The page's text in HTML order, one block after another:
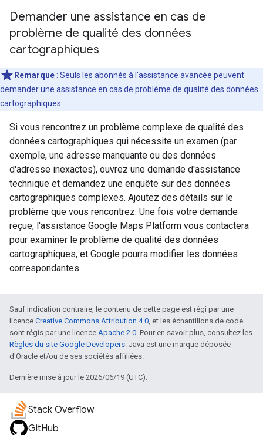
Demander une assistance en cas de
problème de qualité des données
cartographiques
Remarque : Seuls les abonnés à l'assistance avancée peuvent
demander une assistance en cas de problème de qualité des données
cartographiques.
Si vous rencontrez un problème complexe de qualité des
données cartographiques qui nécessite un examen (par
exemple, une adresse manquante ou des données
d'adresse inexactes), ouvrez une demande d'assistance
technique et demandez une enquête sur des données
cartographiques complexes. Ajoutez des détails sur le
problème que vous rencontrez. Une fois votre demande
reçue, l'assistance Google Maps Platform vous contactera
pour examiner le problème de qualité des données
cartographiques, et Google pourra modifier les données
correspondantes.
Sauf indication contraire, le contenu de cette page est régi par une
licence Creative Commons Attribution 4.0 , et les échantillons de code
sont régis par une licence Apache 2.0 . Pour en savoir plus, consultez les
Règles du site Google Developers . Java est une marque déposée
d'Oracle et/ou de ses sociétés affiliées.
Dernière mise à jour le 2026/06/19 (UTC).
Stack Overflow
GitHub